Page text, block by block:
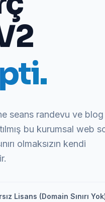
seans randevu ve blog
bu kurumsal web
olmaksızın kendi
Lisans (Domain Sınırı